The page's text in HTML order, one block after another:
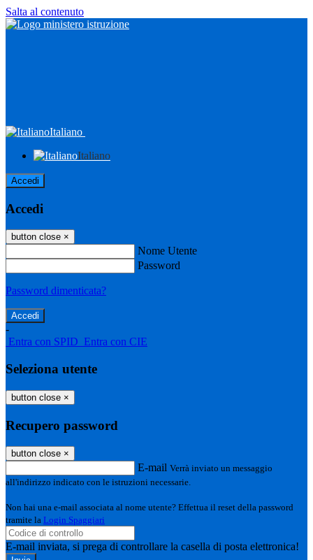
Salta al contenuto
Italiano
Italiano
Accedi
Accedi
button close ×
Nome Utente
Password
Password dimenticata?
-
Entra con SPID Entra con CIE
Seleziona utente
button close ×
Recupero password
button close ×
E-mail Verrà inviato un messaggio
all'indirizzo indicato con le istruzioni necessarie.
Non hai una e-mail associata al nome utente? Effettua il reset della password
tramite la Login Spaggiari
E-mail inviata, si prega di controllare la casella di posta elettronica!